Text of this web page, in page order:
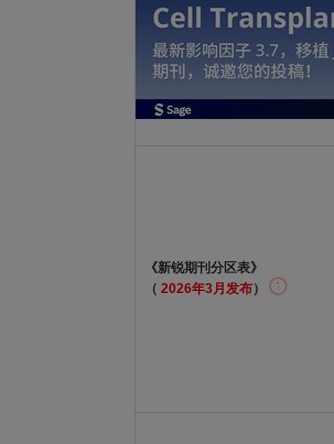
《新锐期刊分区表》
（ 2026年3月发布）